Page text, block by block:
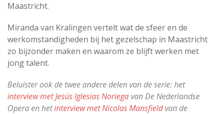
Maastricht.
Miranda van Kralingen vertelt wat de sfeer en de
werkomstandigheden bij het gezelschap in Maastricht
zo bijzonder maken en waarom ze blijft werken met
jong talent.
Beluister ook de twee andere delen van de serie: het
interview met Jesús Iglesias Noriegavan De Nederlandse
Opera en hetinterview met Nicolas Mansfieldvan de